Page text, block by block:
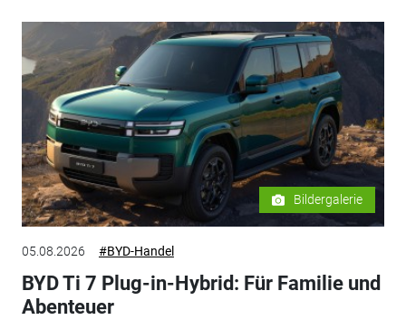
Bildergalerie
05.08.2026 #BYD-Handel
BYD Ti 7 Plug-in-Hybrid: Für Familie und
Abenteuer